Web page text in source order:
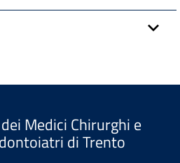
Medici Chirurghi e
di Trento